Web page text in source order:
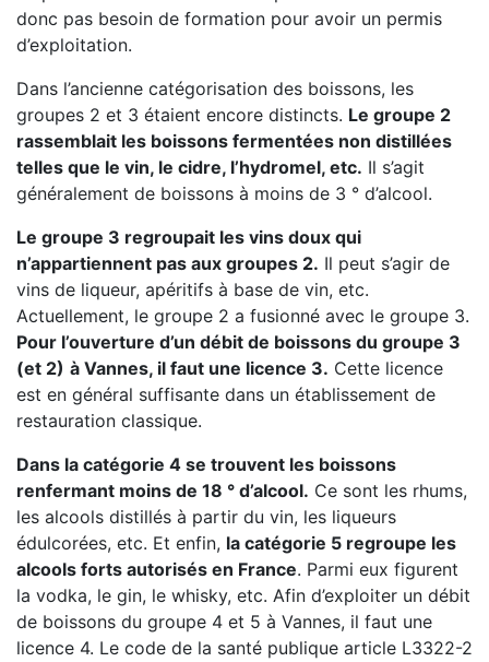
donc pas besoin de formation pour avoir un permis
d’exploitation.
Dans l’ancienne catégorisation des boissons, les
groupes 2 et 3 étaient encore distincts. Le groupe 2
rassemblait les boissons fermentées non distillées
telles que le vin, le cidre, l’hydromel, etc. Il s’agit
généralement de boissons à moins de 3 ° d’alcool.
Le groupe 3 regroupait les vins doux qui
n’appartiennent pas aux groupes 2. Il peut s’agir de
vins de liqueur, apéritifs à base de vin, etc.
Actuellement, le groupe 2 a fusionné avec le groupe 3.
Pour l’ouverture d’un débit de boissons du groupe 3
(et 2) à Vannes, il faut une licence 3. Cette licence
est en général suffisante dans un établissement de
restauration classique.
Dans la catégorie 4 se trouvent les boissons
renfermant moins de 18 ° d’alcool. Ce sont les rhums,
les alcools distillés à partir du vin, les liqueurs
édulcorées, etc. Et enfin, la catégorie 5 regroupe les
alcools forts autorisés en France. Parmi eux figurent
la vodka, le gin, le whisky, etc. Afin d’exploiter un débit
de boissons du groupe 4 et 5 à Vannes, il faut une
licence 4. Le code de la santé publique article L3322-2